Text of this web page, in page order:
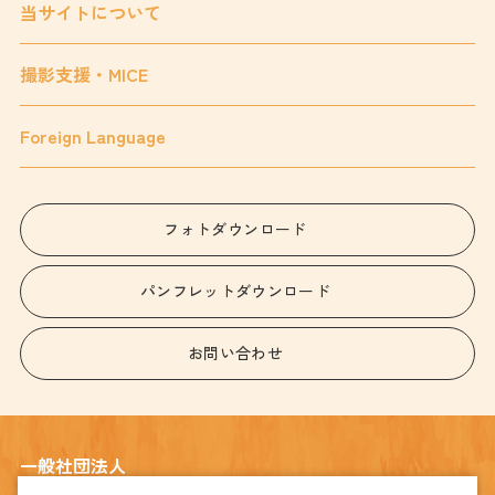
当サイトについて
撮影支援・MICE
Foreign Language
フォトダウンロード
パンフレットダウンロード
お問い合わせ
一般社団法人